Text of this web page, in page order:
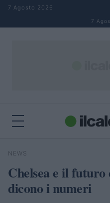
Salta al contenuto
7 Agosto 2026
7
Cerca
NEWS
Chelsea e il
dicono i numeri